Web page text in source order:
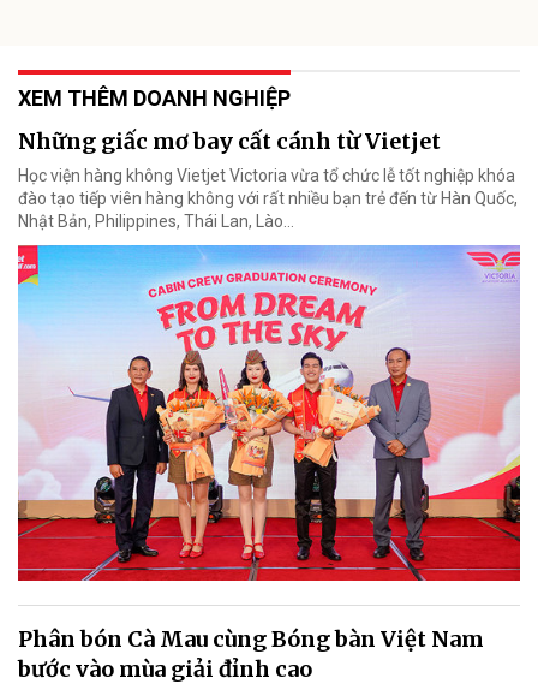
XEM THÊM DOANH NGHIỆP
Những giấc mơ bay cất cánh từ Vietjet
Học viện hàng không Vietjet Victoria vừa tổ chức lễ tốt nghiệp khóa
đào tạo tiếp viên hàng không với rất nhiều bạn trẻ đến từ Hàn Quốc,
Nhật Bản, Philippines, Thái Lan, Lào…
Phân bón Cà Mau cùng Bóng bàn Việt Nam
bước vào mùa giải đỉnh cao